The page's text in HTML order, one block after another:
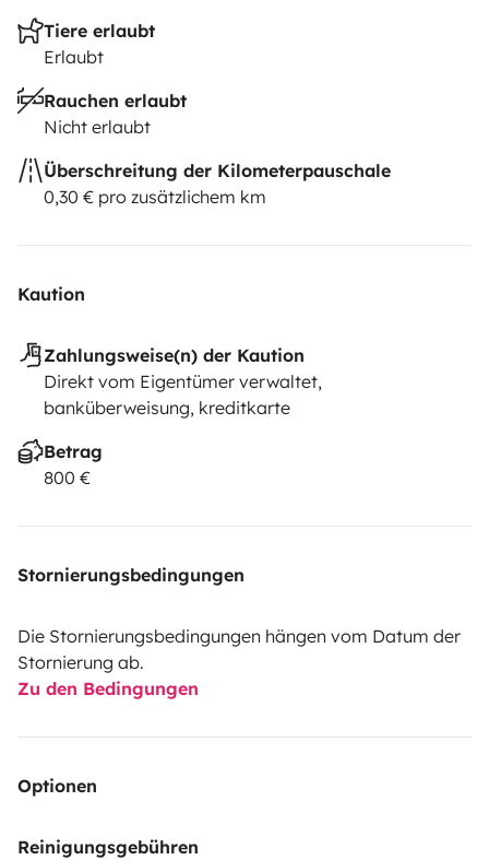
Tiere erlaubt
Erlaubt
Rauchen erlaubt
Nicht erlaubt
Überschreitung der Kilometerpauschale
0,30 € pro zusätzlichem km
Kaution
Zahlungsweise(n) der Kaution
Direkt vom Eigentümer verwaltet,
banküberweisung, kreditkarte
Betrag
800 €
Stornierungsbedingungen
Die Stornierungsbedingungen hängen vom Datum der
Stornierung ab.
Zu den Bedingungen
Optionen
Reinigungsgebühren